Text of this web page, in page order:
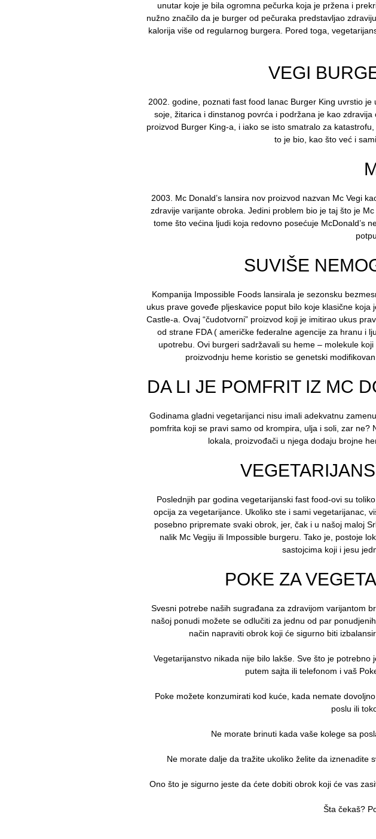
unutar koje je bila ogromna pečurka koja je pržena i
nužno značilo da je burger od pečuraka predstavljao
kalorija više od regularnog burgera. Pored toga,
VEGI
2002. godine, poznati fast food lanac Burger King uvrstio
soje, žitarica i dinstanog povrća i podržana je kao
proizvod Burger King-a, i iako se isto smatralo za
to je bio, kao što već i
2003. Mc Donald’s lansira nov proizvod nazvan Mc Vegi
zdravije varijante obroka. Jedini problem bio je taj što je
tome što većina ljudi koja redovno posećuje McDonald’s
SUVIŠE
Kompanija Impossible Foods lansirala je sezonsku
ukus prave goveđe pljeskavice poput bilo koje klasične
Castle-a. Ovaj “čudotvorni” proizvod koji je imitirao ukus
od strane FDA ( američke federalne agencije za hranu i
upotrebu. Ovi burgeri sadržavali su heme – molekule
proizvodnju heme koristio se genetski
DA LI JE POMFRIT IZ MC
Godinama gladni vegetarijanci nisu imali adekvatnu
pomfrita koji se pravi samo od krompira, ulja i soli, zar ne?
lokala, proizvođači u njega dodaju brojne
Poslednjih par godina vegetarijanski fast food-ovi su
opcija za vegetarijance. Ukoliko ste i sami vegetarijanac,
posebno pripremate svaki obrok, jer, čak i u našoj maloj
nalik Mc Vegiju ili Impossible burgeru. Tako je, postoje
sastojcima koji i jesu
POKE ZA
Svesni potrebe naših sugrađana za zdravijom varijantom
našoj ponudi možete se odlučiti za jednu od par
način napraviti obrok koji će sigurno biti
Vegetarijanstvo nikada nije bilo lakše. Sve što je
putem sajta ili telefonom i vaš
Poke možete konzumirati kod kuće, kada nemate
poslu ili
Ne morate brinuti kada vaše kolege sa
Ne morate dalje da tražite ukoliko želite da iznenadite
Ono što je sigurno jeste da ćete dobiti obrok koji će vas
Šta čekaš?